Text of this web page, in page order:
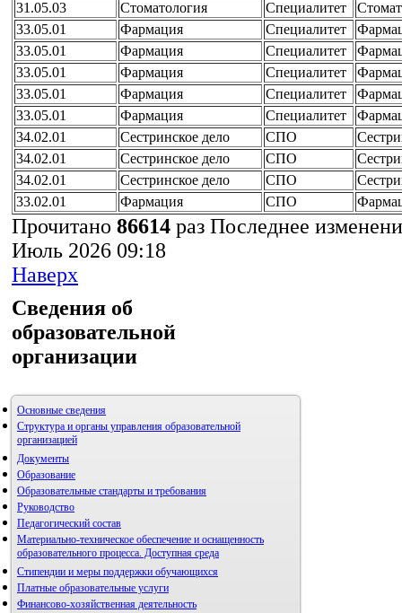
31.05.03
Стоматология Специалитет
33.05.01
Фармация Специалитет
33.05.01
Фармация Специалитет
33.05.01
Фармация Специалитет
33.05.01
Фармация Специалитет
33.05.01
Фармация Специалитет
34.02.01
Сестринское дело СПО
34.02.01
Сестринское дело СПО
34.02.01
Сестринское дело СПО
33.02.01
Фармация СПО
Прочитано 86614 раз Последнее
Июль 2026 09:18
Наверх
Сведения об
образовательной
организации
Основные сведения
Структура и органы управления образовательной
организацией
Документы
Образование
Образовательные стандарты и требования
Руководство
Педагогический состав
Материально-техническое обеспечение и оснащенность
образовательного процесса. Доступная среда
Стипендии и меры поддержки обучающихся
Платные образовательные услуги
Финансово-хозяйственная деятельность